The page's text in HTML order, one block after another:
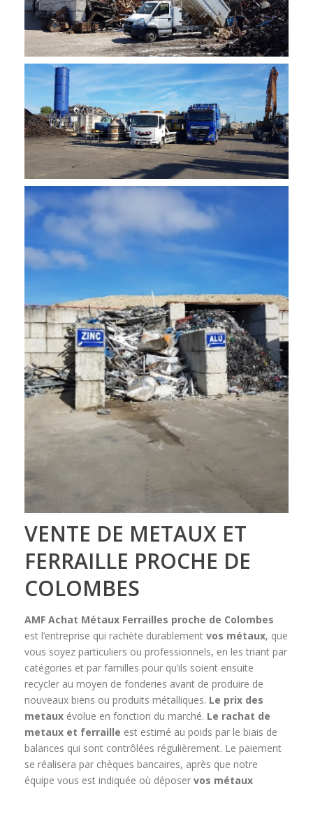
VENTE DE METAUX ET
FERRAILLE PROCHE DE
COLOMBES
AMF Achat Métaux Ferrailles proche de Colombes
est l’entreprise qui rachète durablement vos métaux, que
vous soyez particuliers ou professionnels, en les triant par
catégories et par familles pour qu’ils soient ensuite
recycler au moyen de fonderies avant de produire de
nouveaux biens ou produits métalliques. Le prix des
metaux évolue en fonction du marché. Le rachat de
metaux et ferraille est estimé au poids par le biais de
balances qui sont contrôlées régulièrement. Le paiement
se réalisera par chèques bancaires, après que notre
équipe vous est indiquée où déposer vos métaux